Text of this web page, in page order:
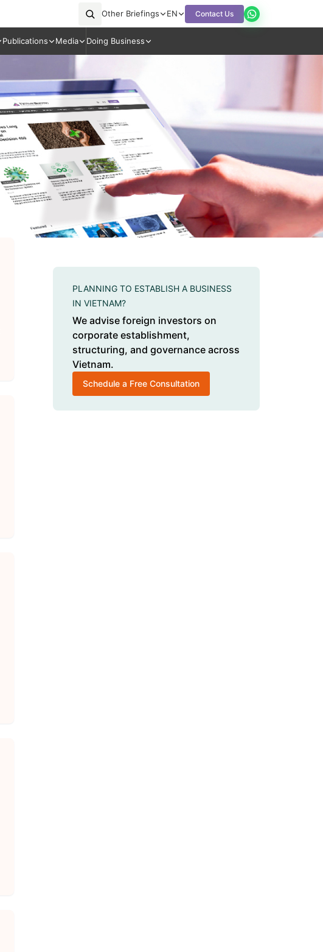
Other Briefings EN Contact Us
Publications Media Doing Business
PLANNING TO ESTABLISH A BUSINESS
IN VIETNAM?
We advise foreign investors on
corporate establishment,
structuring, and governance across
Vietnam.
Schedule a Free Consultation